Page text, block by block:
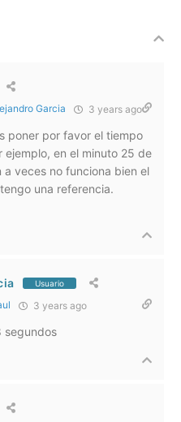
Garcia 3 years ago
poner por favor el tiempo
en el minuto 25 de
a veces no funciona bien el
una referencia.
Usuario
3 years ago
segundos